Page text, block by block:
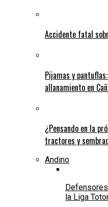
Accidente fatal
Pijamas y
allanamiento en
¿Pensando en la
tractores y
Andino
la Liga